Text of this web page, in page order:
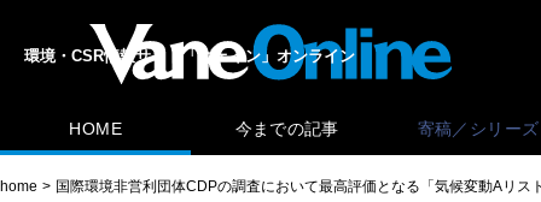
環境・CSR情報サイト「ヴェイン」オンライン
HOME 今までの記事 寄稿／シリーズ
home 国際環境非営利団体CDPの調査において最高評価となる「気候変動Aリス